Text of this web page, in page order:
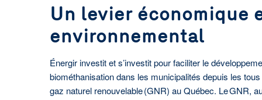
Un levier économique
environnemental
Énergir investit et s’investit pour faciliter le
biométhanisation dans les municipalités depuis les
gaz naturel renouvelable (GNR) au Québec. Le GNR,